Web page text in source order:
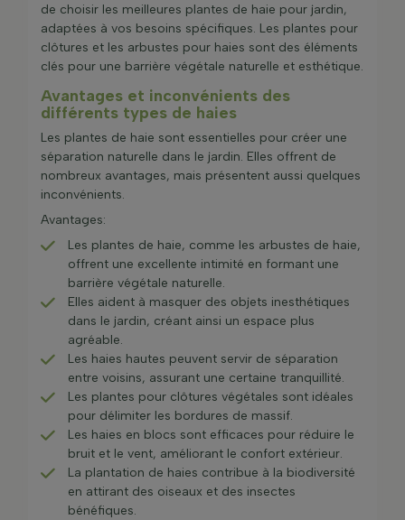
de choisir les meilleures plantes de haie pour jardin,
adaptées à vos besoins spécifiques. Les plantes pour
clôtures et les arbustes pour haies sont des éléments
clés pour une barrière végétale naturelle et esthétique.
Avantages et inconvénients des
différents types de haies
Les plantes de haie sont essentielles pour créer une
séparation naturelle dans le jardin. Elles offrent de
nombreux avantages, mais présentent aussi quelques
inconvénients.
Avantages:
Les plantes de haie, comme les arbustes de haie,
offrent une excellente intimité en formant une
barrière végétale naturelle.
Elles aident à masquer des objets inesthétiques
dans le jardin, créant ainsi un espace plus
agréable.
Les haies hautes peuvent servir de séparation
entre voisins, assurant une certaine tranquillité.
Les plantes pour clôtures végétales sont idéales
pour délimiter les bordures de massif.
Les haies en blocs sont efficaces pour réduire le
bruit et le vent, améliorant le confort extérieur.
La plantation de haies contribue à la biodiversité
en attirant des oiseaux et des insectes
bénéfiques.